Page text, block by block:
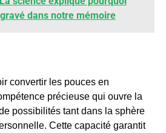
dans notre mémoire
convertir les pouces en
précieuse qui ouvre la
possibilités tant dans la sphère
Cette capacité garantit